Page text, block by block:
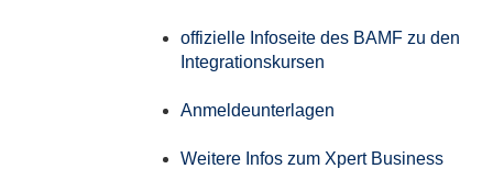
offizielle Infoseite des BAMF zu den
Integrationskursen
Anmeldeunterlagen
Weitere Infos zum Xpert Business